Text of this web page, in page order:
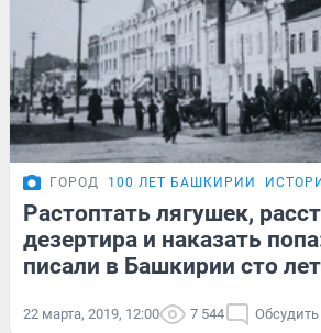
ГОРОД 100 ЛЕТ БАШКИРИИ
Растоптать лягушек,
дезертира и наказать
писали в Башкирии сто
22 марта, 2019, 12:00 7 544 Обсудить